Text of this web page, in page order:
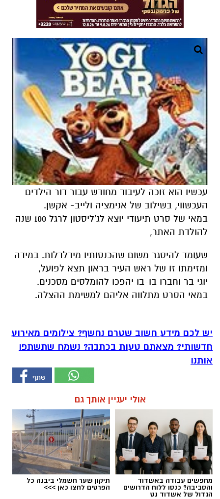
עכשיו הוא זוכה לעיבוד מחודש עבור דור הילדים
העכשווי, בשילוב של אנימציה ולייב- אקשן.
במאי של סרט תיעודי יוצא לג'ליסטון לרגל 100 שנה
להולדת האתר,
שעומד להיסגר משום שהכנסותיו מידלדלות. במידה
ומזימתו זו של ראש העיר בראון תצא לפועל,
יוגי בר וחברו בו-בו יהפכו להומלסים מסכנים.
במאי הסרט מתלווה אליהם למשימת ההצלה.
יש לכם מידע חשוב שטרם נחשף? צילומים מאירוע
חדשותי? מצאתם טעות בכתבה? נשמח שתשתפו
אותנו
אולי יעניין אותך גם
מחפשים עבודה באשדוד
והסביבה? כנסו ללוח הדרושים
הגדול של אשדוד נט
תיקון שער חשמלי ביבנה כל
הפרטים לחצו כאן >>>